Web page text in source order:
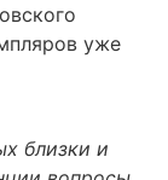
уже
близки и